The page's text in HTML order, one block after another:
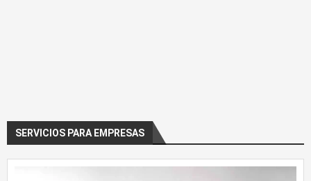
SERVICIOS PARA EMPRESAS